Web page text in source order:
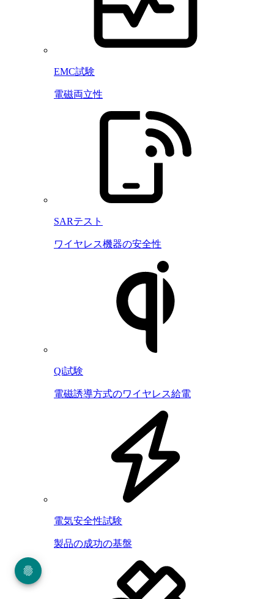
EMC試験
電磁両立性
SARテスト
ワイヤレス機器の安全性
Qi試験
電磁誘導方式のワイヤレス給電
電気安全性試験
製品の成功の基盤